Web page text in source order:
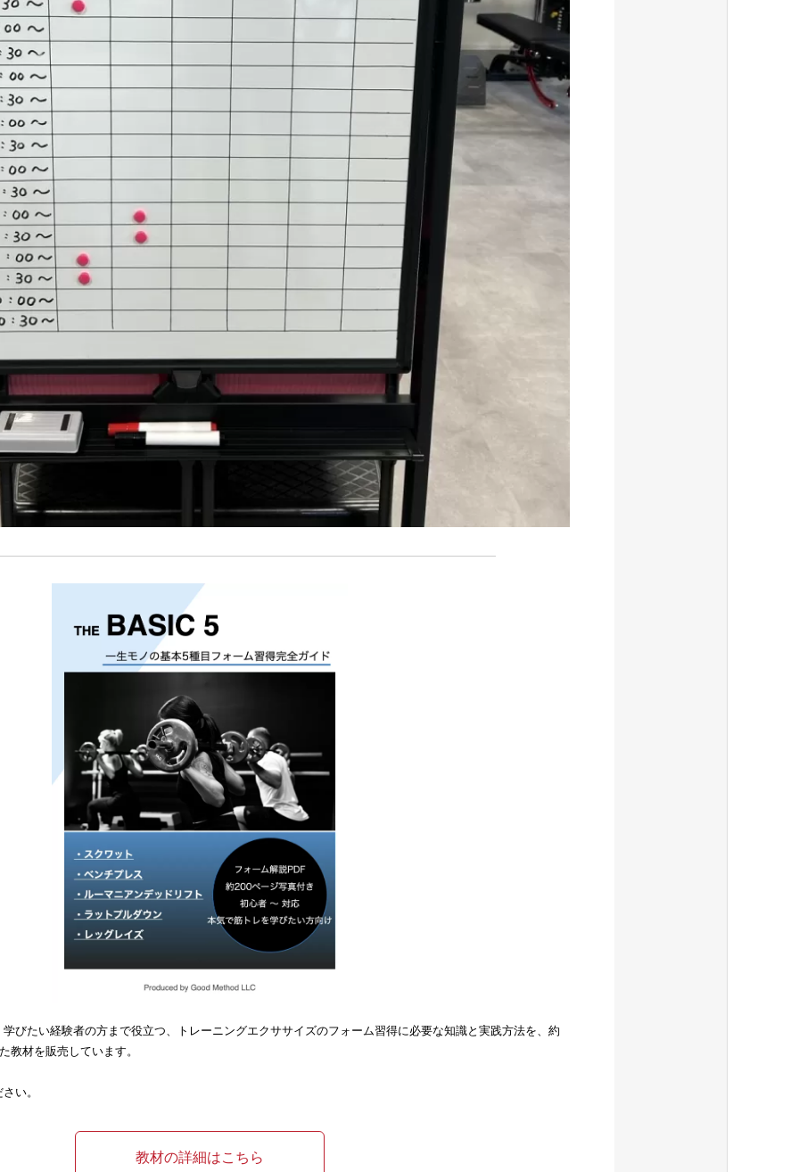
びたい経験者の方まで役立つ、トレーニングエクササイズのフォーム習得に必要な知識と実践方法を、約
教材を販売しています。
い。
教材の詳細はこちら